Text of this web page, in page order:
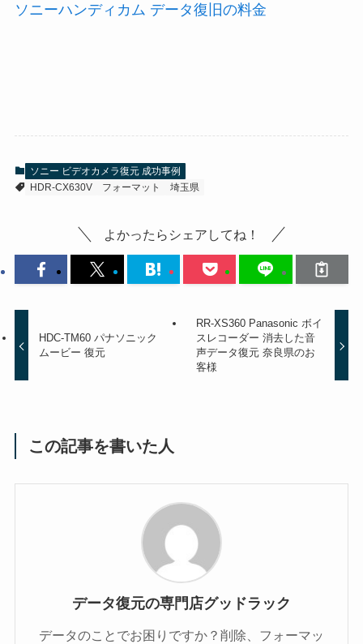
ソニーハンディカム データ復旧の料金
ソニー ビデオカメラ復元 成功事例
HDR-CX630V
フォーマット 埼玉県
よかったらシェアしてね！
HDC-TM60 パナソニック
ムービー 復元
RR-XS360 Panasonic ボイ
スレコーダー 消去した音
声データ復元 奈良県のお
客様
この記事を書いた人
データ復元の専門店グッドラック
データのことでお困りですか？削除、フォーマッ